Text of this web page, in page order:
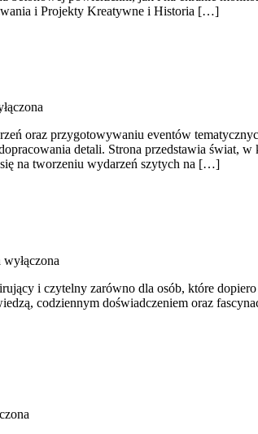
i Projekty Kreatywne i Historia […]
oraz przygotowywaniu eventów
detali. Strona przedstawia świat,
na tworzeniu wydarzeń szytych na […]
wyłączona
i czytelny zarówno dla osób, które
codziennym doświadczeniem oraz